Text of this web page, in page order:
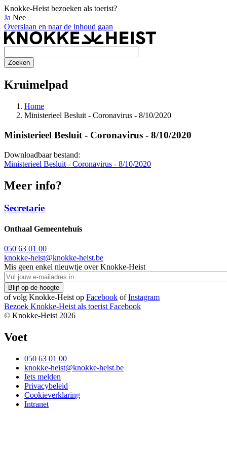
Knokke-Heist bezoeken als toerist?
Ja Nee
Overslaan en naar de inhoud gaan
Kruimelpad
Home
Ministerieel Besluit - Coronavirus - 8/10/2020
Ministerieel Besluit - Coronavirus - 8/10/2020
Downloadbaar bestand:
Ministerieel Besluit - Coronavirus - 8/10/2020
Meer info?
Secretarie
Onthaal Gemeentehuis
050 63 01 00
knokke-heist@knokke-heist.be
Mis geen enkel nieuwtje over Knokke-Heist
of volg Knokke-Heist op Facebook ofInstagram
Bezoek Knokke-Heist als toerist Facebook
© Knokke-Heist 2026
Voet
050 63 01 00
knokke-heist@knokke-heist.be
Iets melden
Privacybeleid
Cookieverklaring
Intranet